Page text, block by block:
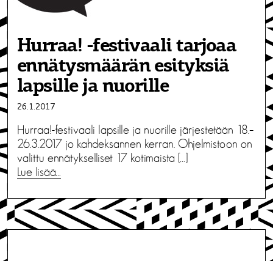
Hurraa! -festivaali tarjoaa
ennätysmäärän esityksiä
lapsille ja nuorille
26.1.2017
Hurraa!-festivaali lapsille ja nuorille järjestetään 18.–
26.3.2017 jo kahdeksannen kerran. Ohjelmistoon on
valittu ennätykselliset 17 kotimaista […]
Lue lisää…